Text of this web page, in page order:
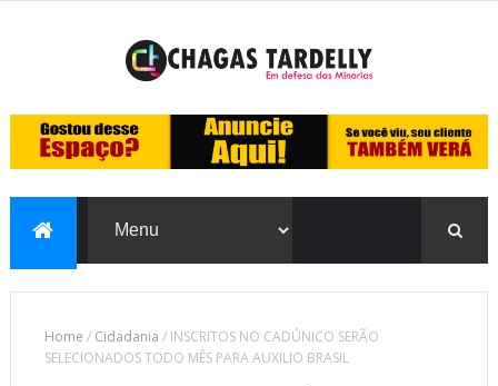
Home / Cidadania / INSCRITOS NO CADÚNICO SERÃO
SELECIONADOS TODO MÊS PARA AUXILIO BRASIL